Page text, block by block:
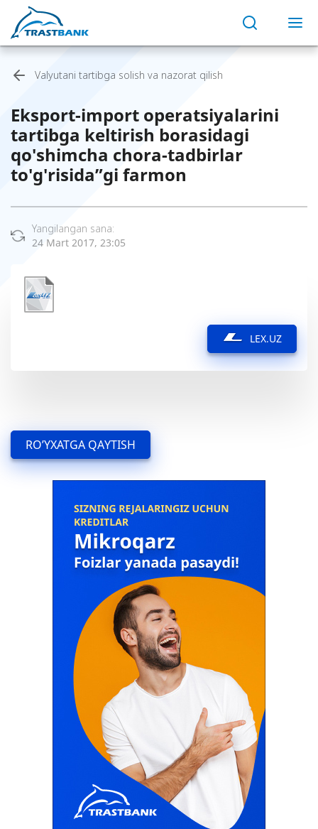
Valyutani tartibga solish va nazorat qilish
Eksport-import operatsiyalarini
tartibga keltirish borasidagi
qo'shimcha chora-tadbirlar
to'g'risida”gi farmon
Yangilangan sana:
24 Mart 2017, 23:05
LEX.UZ
RO’YXATGA QAYTISH